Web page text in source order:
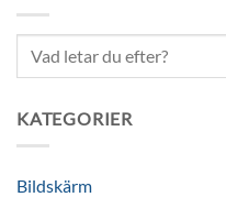
KATEGORIER
Bildskärm